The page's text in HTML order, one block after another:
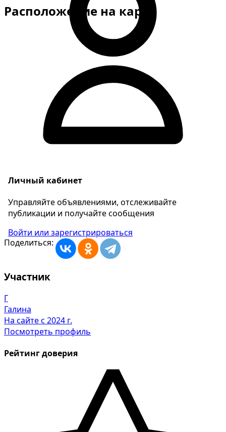
Личный кабинет
Управляйте объявлениями, отслеживайте
публикации и получайте сообщения
Войти или зарегистрироваться
Расположение на карте
Поделиться:
Участник
Г
Галина
На сайте с 2024 г.
Посмотреть профиль
Рейтинг доверия